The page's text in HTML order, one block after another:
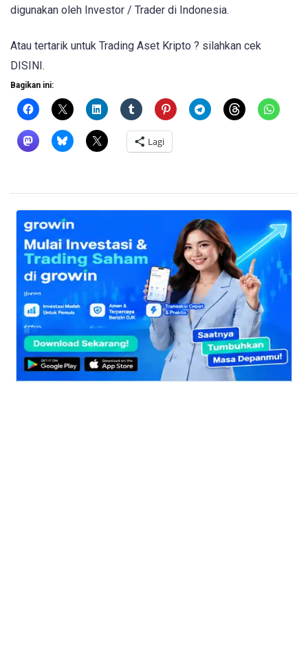
digunakan oleh Investor / Trader di Indonesia.
Atau tertarik untuk Trading Aset Kripto ? silahkan cek
DISINI.
Bagikan ini:
Lagi